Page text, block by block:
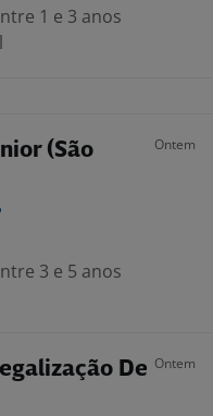
1 e 3 anos
(São
Ontem
3 e 5 anos
De Ontem